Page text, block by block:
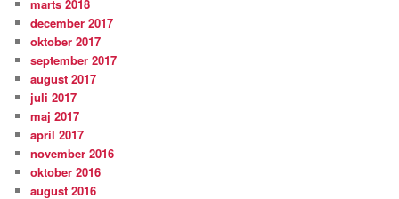
marts 2018
december 2017
oktober 2017
september 2017
august 2017
juli 2017
maj 2017
april 2017
november 2016
oktober 2016
august 2016